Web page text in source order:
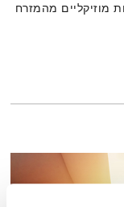
מוזיקליים מהמזרח